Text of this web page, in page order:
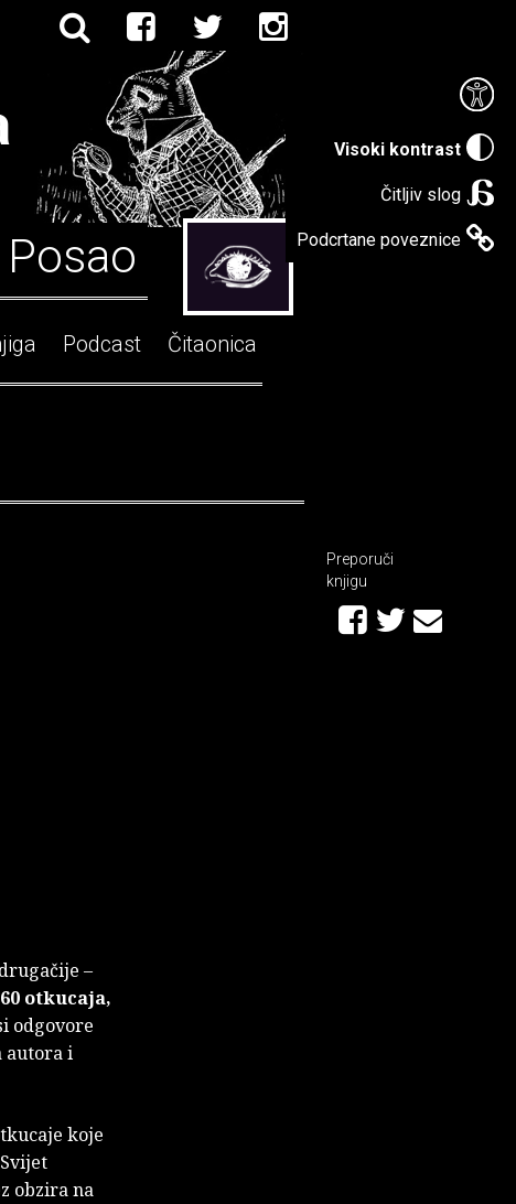
Visoki kontrast
Čitljiv slog
Podcrtane poveznice
Posao
Podcast Čitaonica
–
otkucaja,
odgovore
autora i
koje
obzira na
Preporuči
knjigu